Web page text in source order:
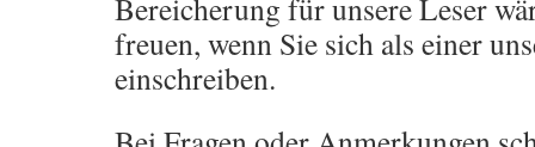
Bereicherung für unsere Leser
freuen, wenn Sie sich als einer
einschreiben.